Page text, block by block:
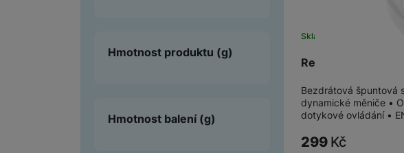
Hmotnost produktu (g)
Hmotnost balení (g)
Redmi Buds 6 Play,
Skladem
Bezdrátová špuntová
dynamické měniče •
dotykové ovládání •
299 Kč